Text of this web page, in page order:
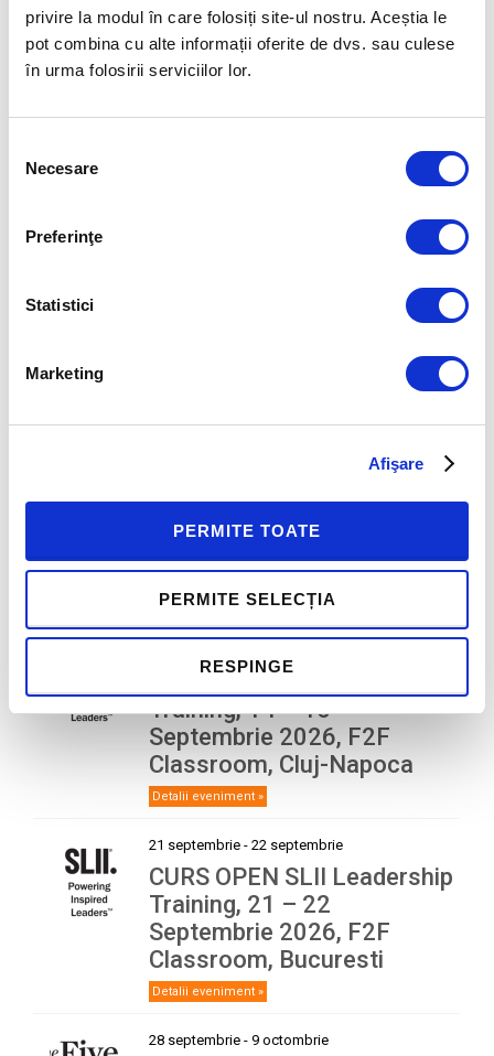
privire la modul în care folosiți site-ul nostru. Aceștia le
pot combina cu alte informații oferite de dvs. sau culese
în urma folosirii serviciilor lor.
consimțământului
Necesare
Preferinţe
Statistici
Marketing
Afişare
PERMITE TOATE
PERMITE SELECȚIA
RESPINGE
inovatie in scolile
Workshop Human
Educationale
of View – Young
Program»
EVENIMENTE URMĂTOARE
DiSC Workplace® (EN): 02 –
11 Septembrie 2026
Detalii eveniment »
CURS OPEN SLII Leadership
Training, 14 – 15
Septembrie 2026, F2F
Classroom, Cluj-Napoca
Detalii eveniment »
21 septembrie -22 septembrie
CURS OPEN SLII Leadership
Training, 21 – 22
Septembrie 2026, F2F
Classroom, Bucuresti
Detalii eveniment »
28 septembrie -9 octombrie